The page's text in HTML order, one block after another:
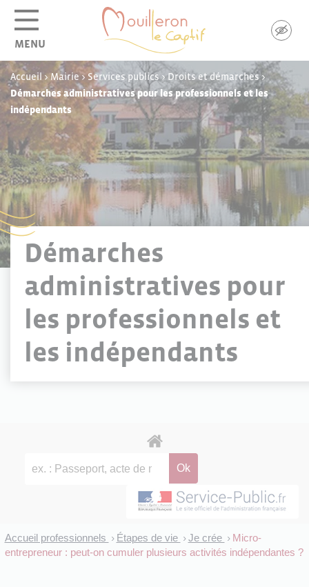
MENU
Accueil >Mairie> Services publics>Droits et démarches>
Démarches administratives pour les professionnels et les
indépendants
Démarches
administratives pour
les professionnels et
les indépendants
Accueil professionnels > Étapes de vie > Je crée > Micro-
entrepreneur : peut-on cumuler plusieurs activités indépendantes ?
Panneau de gestion des cookies